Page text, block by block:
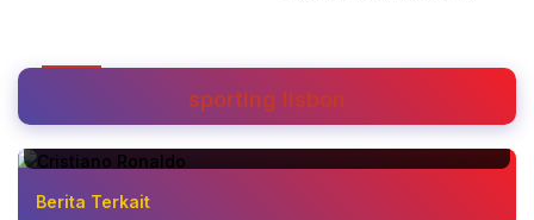
sporting lisbon
Sports Jumat, 10 Januari 2025
Cristiano Ronaldo dan Rekor Fantastis
Sepanjang Kariernya
Berita Terkait